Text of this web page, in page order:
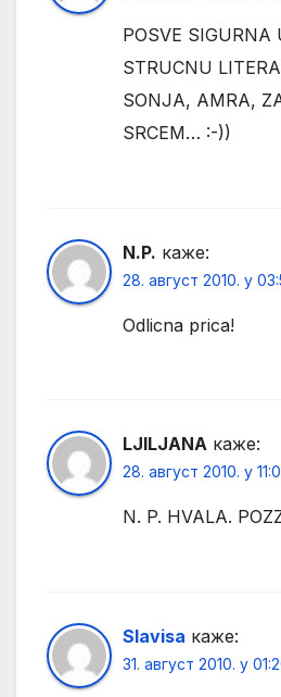
POSVE SIGURNA
STRUCNU
SONJA, AMRA,
SRCEM… :-))
N.P. каже:
28. август 2010. у
Odlicna prica!
LJILJANA каже:
28. август 2010. у
N. P. HVALA.
Slavisa каже:
31. август 2010. у